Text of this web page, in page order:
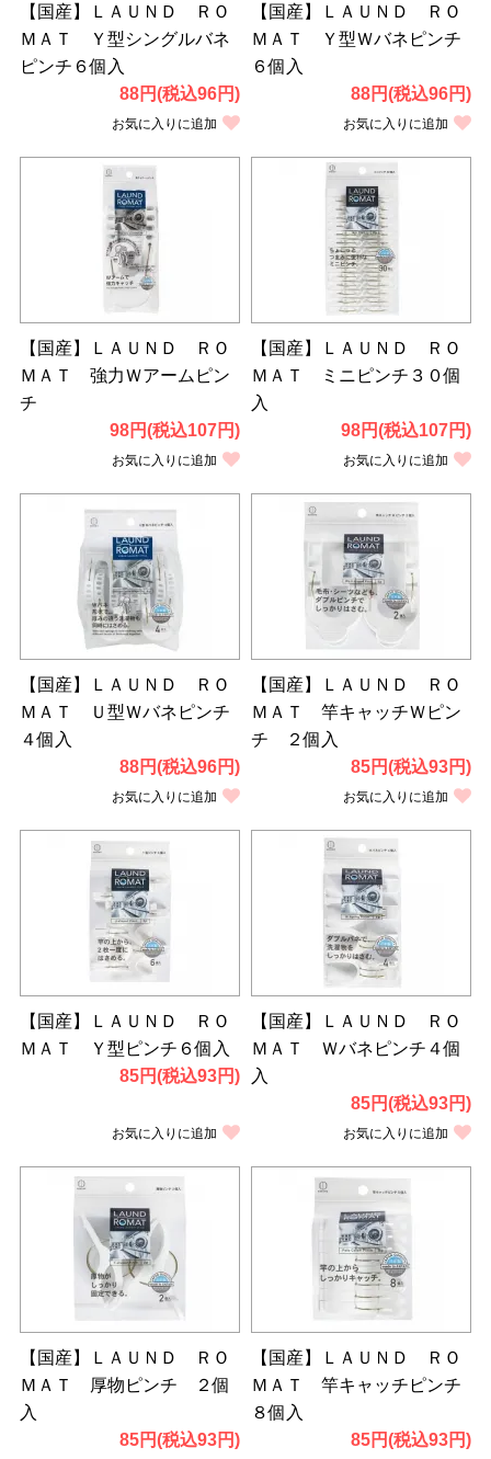
【国産】ＬＡＵＮＤ ＲＯ
ＭＡＴ Ｙ型シングルバネ
ピンチ６個入
88円(税込96円)
お気に入りに追加
【国産】ＬＡＵＮＤ ＲＯ
ＭＡＴ Ｙ型Ｗバネピンチ
６個入
88円(税込96円)
お気に入りに追加
【国産】ＬＡＵＮＤ ＲＯ
ＭＡＴ 強力Ｗアームピン
チ
98円(税込107円)
お気に入りに追加
【国産】ＬＡＵＮＤ ＲＯ
ＭＡＴ ミニピンチ３０個
入
98円(税込107円)
お気に入りに追加
【国産】ＬＡＵＮＤ ＲＯ
ＭＡＴ Ｕ型Ｗバネピンチ
４個入
88円(税込96円)
お気に入りに追加
【国産】ＬＡＵＮＤ ＲＯ
ＭＡＴ 竿キャッチＷピン
チ ２個入
85円(税込93円)
お気に入りに追加
【国産】ＬＡＵＮＤ ＲＯ
ＭＡＴ Ｙ型ピンチ６個入
85円(税込93円)
お気に入りに追加
【国産】ＬＡＵＮＤ ＲＯ
ＭＡＴ Ｗバネピンチ４個
入
85円(税込93円)
お気に入りに追加
【国産】ＬＡＵＮＤ ＲＯ
ＭＡＴ 厚物ピンチ ２個
入
85円(税込93円)
【国産】ＬＡＵＮＤ ＲＯ
ＭＡＴ 竿キャッチピンチ
８個入
85円(税込93円)